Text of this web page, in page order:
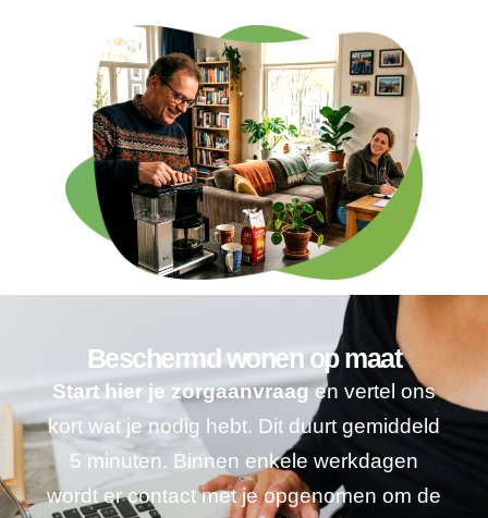
Beschermd wonen op maat
Start hier je zorgaanvraagen vertel ons
kort wat je nodig hebt. Dit duurt gemiddeld
5 minuten. Binnen enkele werkdagen
wordt er contact met je opgenomen om de